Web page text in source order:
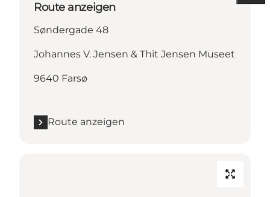
Route anzeigen
Søndergade 48
Johannes V. Jensen & Thit Jensen Museet
9640 Farsø
Route anzeigen